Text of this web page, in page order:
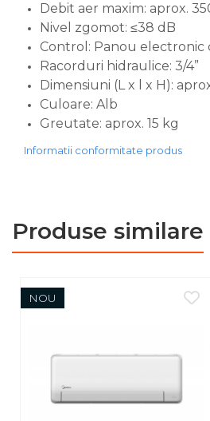
Boilere indirecte cu
serpentina
Boilere solare indirecte (cu
serpentina)
Boilere pentru pompe de
caldura
Accesorii boilere
Fitinguri alama
Robineti
Robineti coltari pentru apa
Robineti pentru gaz
Debit aer maxim: aprox.
Nivel zgomot: ≤38 dB
Control: Panou electronic
Racorduri hidraulice: 3/4”
Dimensiuni (L x l x H):
Culoare: Alb
Greutate: aprox. 15 kg
Informatii conformitate produs
Produse similare
NOU